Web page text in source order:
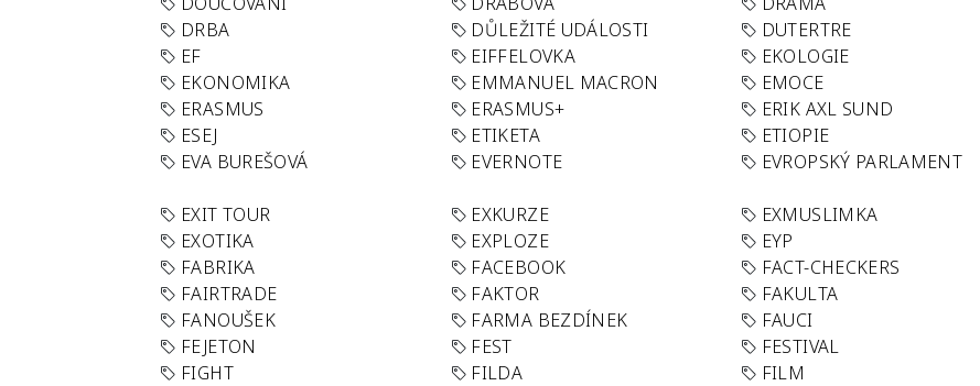
DRBA
DŮLEŽITÉ UDÁLOSTI DUTERTRE
EF
EIFFELOVKA EKOLOGIE
EKONOMIKA
EMMANUEL MACRON EMOCE
ERASMUS
ERASMUS+ ERIK AXL SUND
ESEJ
ETIKETA ETIOPIE
EVA BUREŠOVÁ
EVERNOTE EVROPSKÝ PARLAMENT
EXIT TOUR
EXKURZE EXMUSLIMKA
EXOTIKA
EXPLOZE EYP
FABRIKA
FACEBOOK FACT-CHECKERS
FAIRTRADE
FAKTOR FAKULTA
FANOUŠEK
FARMA BEZDÍNEK FAUCI
FEJETON
FEST FESTIVAL
FIGHT
FILDA FILM